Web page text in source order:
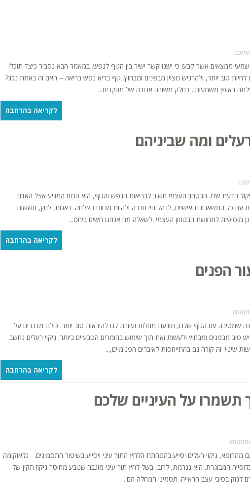
ממצאים אשר קבעו כי ישנו קשר ישיר בין הגוף לנפש. במאמר הבא נסביר כיצד תוכלו
טוב יותר, ולהרגיש מצוין מבפנים ומבחוץ. גוף בריא נפש בריאה – האם זה באמת נכון?
באופן משמעותי, כחלק משורה ארוכה של מחקרים...
לקריאה בהרחבה
ומה שביניהם
הדעת שלו. הבטחון העצמי חשוב לבריאות הנפש והגוף, הוא הכוח המניע אצל האדם
כל המשאבים האישיים, לנהל חיי חברה ולהיות מכווני הצלחה. דאגות, לחץ, חששות
מוסיפות לתחושת הבטחון העצמי. לשאלה מה אנחנו חשים ביחס...
לקריאה בהרחבה
הפנים
שמטיבה עם הגוף שלנו, מונעת מחלות ועוזרת לנו להיראות טוב יותר. כולנו מדברים על
מבפנים ומבחוץ ולעשות זאת תוך שימוש בחומרים הטבעיים ביותר. ניקוי רעלים נחשב
שינוי. זה קורה גם בהתייחסות לאיברים הפנימיים,...
לקריאה בהרחבה
תשמרו על העיניים שלכם
ניקוי רעלים יסייע בהפחתת הלחץ התוך עיני ויסייע בשיפור התסמינים. גלאוקומה
המבוגרת. היא נגרמת, לרוב, בשל לחץ תוך עיני מוגבר שנובע מחוסר ניקוז תקין של
לנזק בסיבי עצב הראייה. תסמיני המחלה הם...